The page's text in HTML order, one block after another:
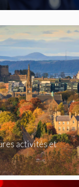
activités et